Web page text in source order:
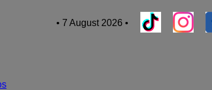
• 7 August 2026 •